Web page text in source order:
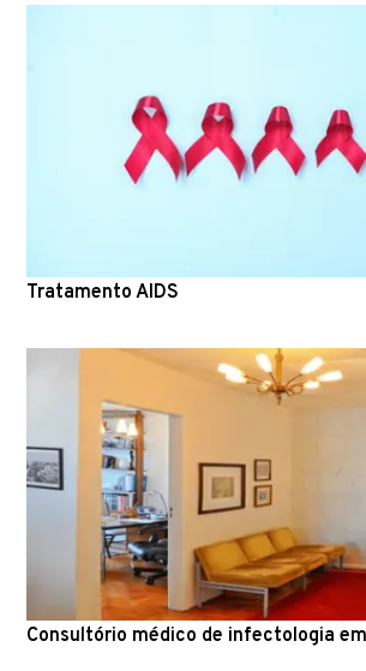
Tratamento AIDS
Consultório médico de infectologia